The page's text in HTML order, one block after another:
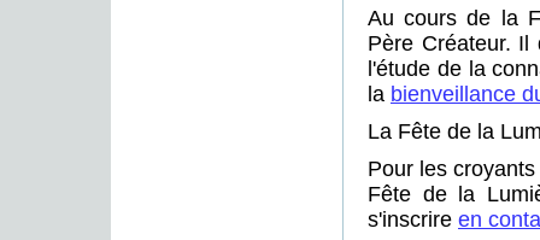
Au cours de la
Père Créateur.
l'étude de la
la bienveillance
La Fête de la
Pour les
Fête de la
s'inscrire en